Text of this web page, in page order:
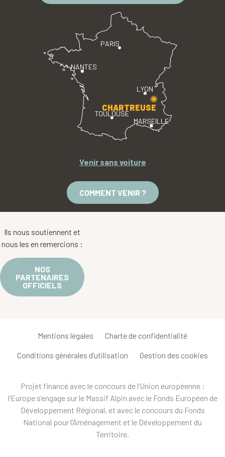
PARIS
LYON
TOULOUSE
MARSEILLE
NANTES
CHARTREUSE
Venir sans voiture
COMMENT VENIR ?
Ils nous soutiennent et
nous les en remercions :
NOS
PARTENAIRES
OFFICIELS
Mentions légales Charte de confidentialité
Conditions générales d’utilisation Gestion des cookies
Projet financé avec le concours de l’Union européenne :
l’Europe s’engage sur le Massif Alpin avec le Fonds Européen de
Développement Régional, et avec le concours du Fonds
National pour l’Aménagement et le Développement du
Territoire.